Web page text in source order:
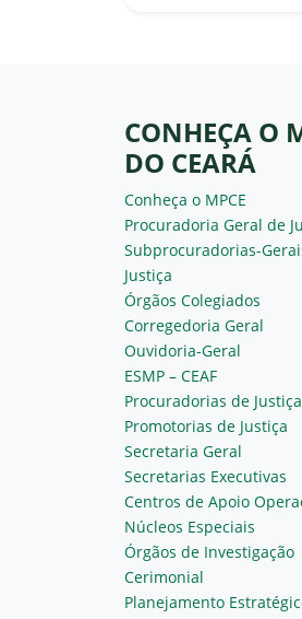
CONHEÇA O
DO CEARÁ
Conheça o MPCE
Procuradoria Geral de
Subprocuradorias-
Justiça
Órgãos Colegiados
Corregedoria Geral
Ouvidoria-Geral
ESMP – CEAF
Procuradorias de Justiça
Promotorias de Justiça
Secretaria Geral
Secretarias Executivas
Centros de Apoio
Núcleos Especiais
Órgãos de Investigação
Cerimonial
Planejamento